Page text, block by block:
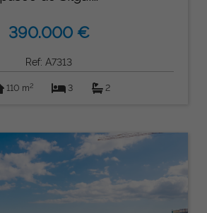
390.000 €
Ref: A7313
110 m2 3 2